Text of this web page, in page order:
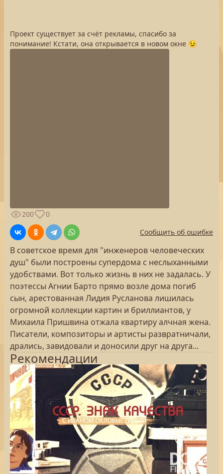
Проект существует за счёт рекламы, спасибо за
понимание! Кстати, она открывается в новом окне 😉
200
0
Сообщить об ошибке
В советское время для "инженеров человеческих
душ" были построены супердома с неслыханными
удобствами. Вот только жизнь в них не задалась. У
поэтессы Агнии Барто прямо возле дома погиб
сын, арестованная Лидия Русланова лишилась
огромной коллекции картин и бриллиантов, у
Михаила Пришвина отжала квартиру алчная жена.
Писатели, композиторы и артисты развратничали,
дрались, завидовали и доносили друг на друга...
Рекомендации